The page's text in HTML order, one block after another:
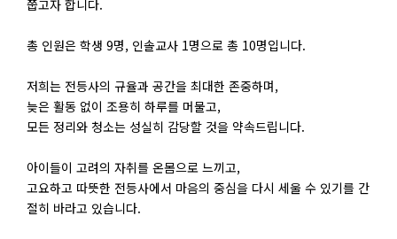
쭙고자 합니다.
총 인원은 학생 9명, 인솔교사 1명으로 총 10명입니다.
저희는 전등사의 규율과 공간을 최대한 존중하며,
늦은 활동 없이 조용히 하루를 머물고,
모든 정리와 청소는 성실히 감당할 것을 약속드립니다.
아이들이 고려의 자취를 온몸으로 느끼고,
고요하고 따뜻한 전등사에서 마음의 중심을 다시 세울 수 있기를 간
절히 바라고 있습니다.